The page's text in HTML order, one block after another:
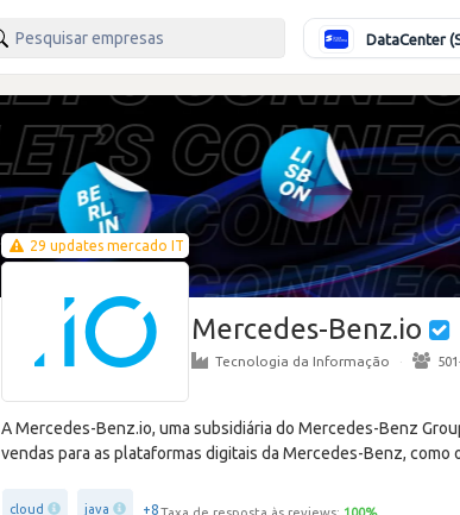
29 updates mercado IT
Mercedes-Benz.io
Tecnologia da Informação ·
A Mercedes-Benz.io, uma subsidiária do Mercedes-Benz
vendas para as plataformas digitais da Mercedes-Benz, como
cloud java +8